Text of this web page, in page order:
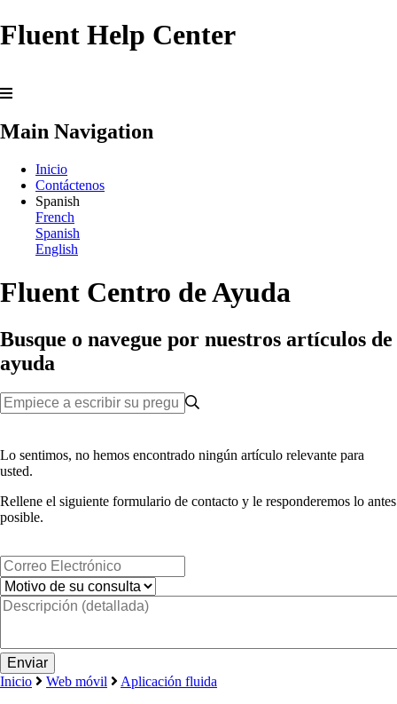
Fluent Help Center
Main Navigation
Inicio
Contáctenos
Spanish
French
Spanish
English
Fluent Centro de Ayuda
Busque o navegue por nuestros artículos de
ayuda
Lo sentimos, no hemos encontrado ningún artículo relevante para
usted.
Rellene el siguiente formulario de contacto y le responderemos lo antes
posible.
Inicio Web móvil Aplicación fluida